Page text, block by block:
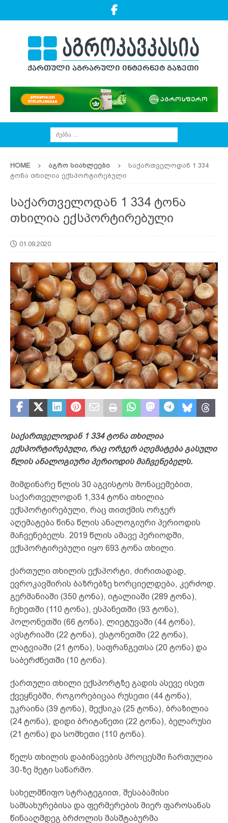
HOME ᲐᲒᲠᲝ ᲡᲘᲐᲮᲚᲔᲔᲑᲘ
საქართველოდან 1 334
ტონა თხილია ექსპორტირებული
საქართველოდან 1 334 ტონა
თხილია ექსპორტირებული
01.09.2020
საქართველოდან 1 334 ტონა თხილია
ექსპორტირებული, რაც ორჯერ აღემატება გასული
წლის ანალოგიური პერიოდის მაჩვენებელს.
მიმდინარე წლის 30 აგვისტოს მონაცემებით,
საქართველოდან 1,334 ტონა თხილია
ექსპორტირებული, რაც თითქმის ორჯერ
აღემატება წინა წლის ანალოგიური პერიოდის
მაჩვენებელს. 2019 წლის ამავე პერიოდში,
ექსპორტირებული იყო 693 ტონა თხილი.
ქართული თხილის ექსპორტი, ძირითადად,
ევროკავშირის ბაზრებზე ხორციელდება, კერძოდ,
გერმანიაში (350 ტონა), იტალიაში (289 ტონა),
ჩეხეთში (110 ტონა), ესპანეთში (93 ტონა),
პოლონეთში (66 ტონა), ლიეტუვაში (44 ტონა),
ავსტრიაში (22 ტონა), ესტონეთში (22 ტონა),
ლატვიაში (21 ტონა), საფრანგეთსა (20 ტონა) და
საბერძნეთში (10 ტონა).
ქართული თხილი ექსპორტზე გადის ასევე ისეთ
ქვეყნებში, როგორებიცაა რუსეთი (44 ტონა),
უკრაინა (39 ტონა), მექსიკა (25 ტონა), ბრაზილია
(24 ტონა), დიდი ბრიტანეთი (22 ტონა), ბელარუსი
(21 ტონა) და სომხეთი (110 ტონა).
წელს თხილის დაბინავების პროცესში ჩართულია
30-ზე მეტი საწარმო.
სახელმწიფო სტრატეგიით, შესაბამისი
სამსახურებისა და ფერმერების მიერ ფაროსანას
წინააღმდეგ ბრძოლის მასშტაბურმა